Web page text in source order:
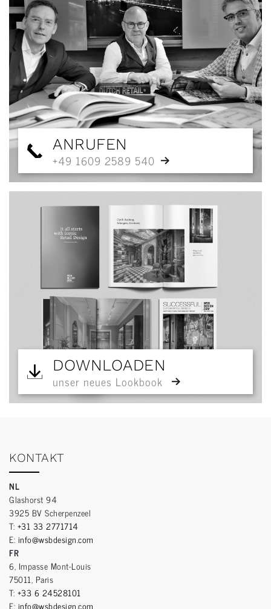
ANRUFEN
+49 1609 2589 540
DOWNLOADEN
unser neues Lookbook
KONTAKT
NL
Glashorst 94
3925 BV Scherpenzeel
T: +31 33 2771714
E: info@wsbdesign.com
FR
6, Impasse Mont-Louis
75011, Paris
T: +33 6 24528101
E: info@wsbdesign.com